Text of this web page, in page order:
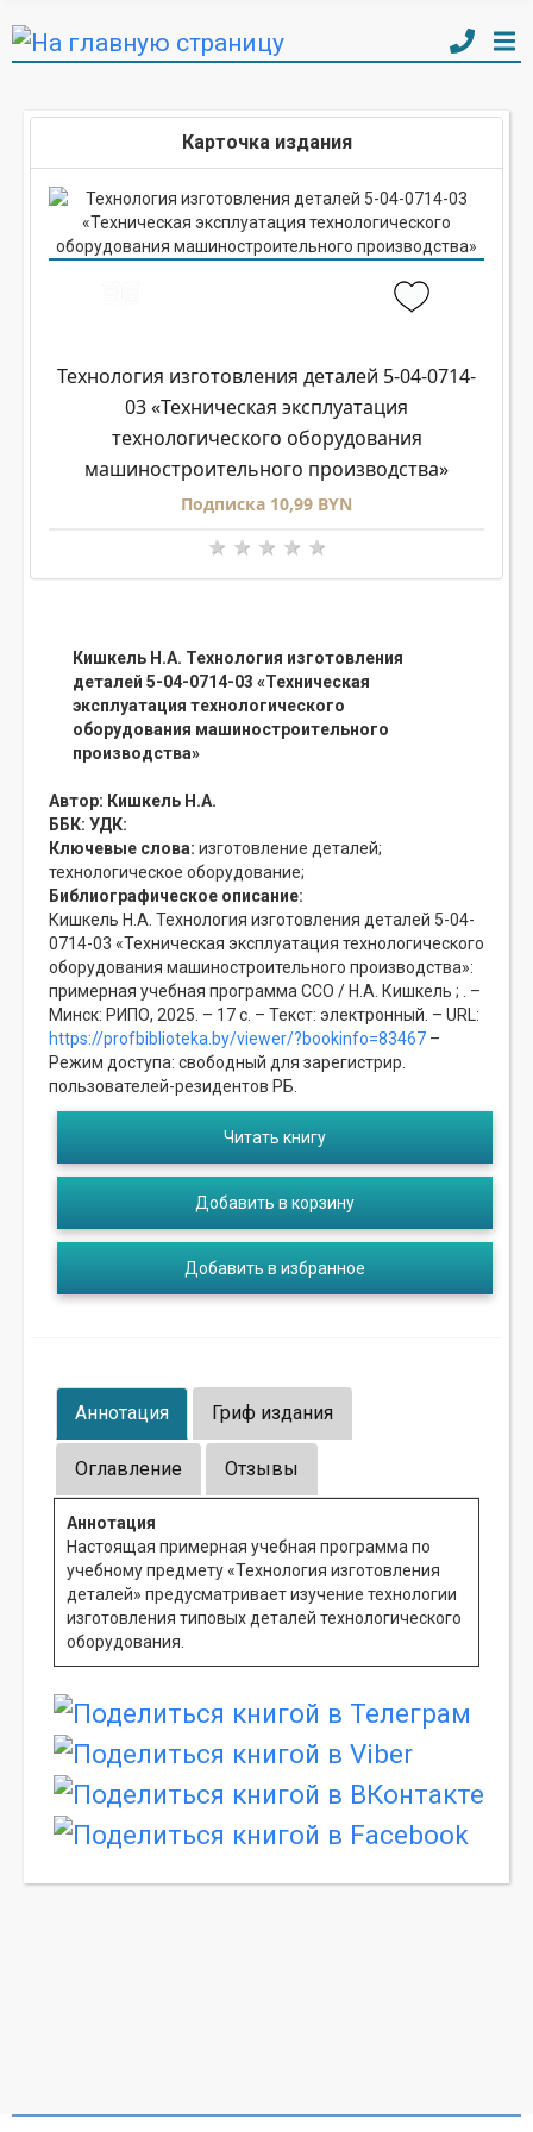
Карточка издания
Технология изготовления деталей 5-04-0714-
03 «Техническая эксплуатация
технологического оборудования
машиностроительного производства»
Подписка 10,99 BYN
Кишкель Н.А. Технология изготовления
деталей 5-04-0714-03 «Техническая
эксплуатация технологического
оборудования машиностроительного
производства»
Автор: Кишкель Н.А.
ББК: УДК:
Ключевые слова: изготовление деталей;
технологическое оборудование;
Библиографическое описание:
Кишкель Н.А. Технология изготовления деталей 5-04-
0714-03 «Техническая эксплуатация технологического
оборудования машиностроительного производства»:
примерная учебная программа ССО / Н.А. Кишкель ; . –
Минск: РИПО, 2025. – 17 с. – Текст: электронный. – URL:
https://profbiblioteka.by/viewer/?bookinfo=83467 –
Режим доступа: свободный для зарегистрир.
пользователей-резидентов РБ.
Читать книгу
Добавить в корзину
Добавить в избранное
Аннотация Гриф издания
Оглавление Отзывы
Аннотация
Настоящая примерная учебная программа по
учебному предмету «Технология изготовления
деталей» предусматривает изучение технологии
изготовления типовых деталей технологического
оборудования.